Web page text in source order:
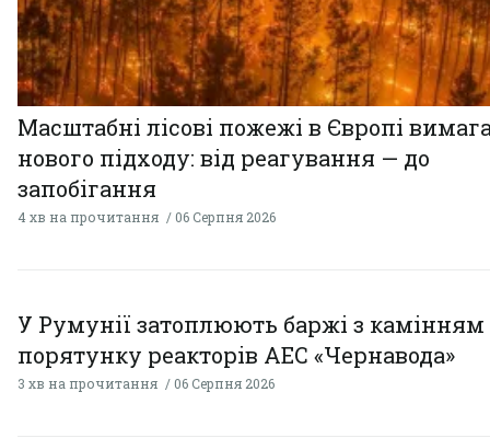
Масштабні лісові пожежі в Європі
нового підходу: від реагування — до
запобігання
4 хв на прочитання 06 Серпня 2026
У Румунії затоплюють баржі з
порятунку реакторів АЕС «Чернавода»
3 хв на прочитання 06 Серпня 2026